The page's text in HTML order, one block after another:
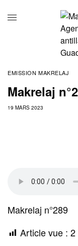
EMISSION MAKRELAJ
Makrelaj
19 MARS 2023
Makrelaj n°289
Article vue : 2